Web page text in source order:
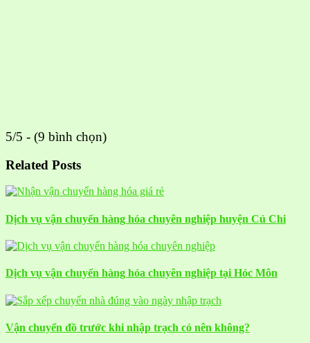
5/5 - (9 bình chọn)
Related Posts
Dịch vụ vận chuyển hàng hóa chuyên nghiệp huyện Củ Chi
Dịch vụ vận chuyển hàng hóa chuyên nghiệp tại Hóc Môn
Vận chuyển đồ trước khi nhập trạch có nên không?